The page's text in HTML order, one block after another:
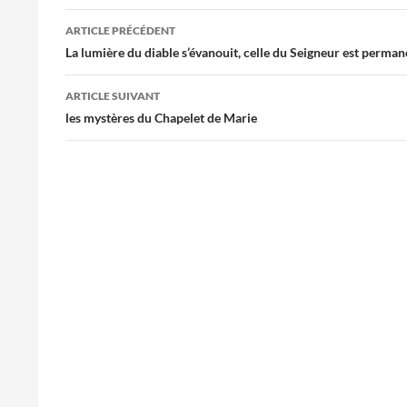
Navigation
des
articles
ARTICLE PRÉCÉDENT
La lumière du diable s’évanouit, celle du Seigneur est
ARTICLE SUIVANT
les mystères du Chapelet de Marie